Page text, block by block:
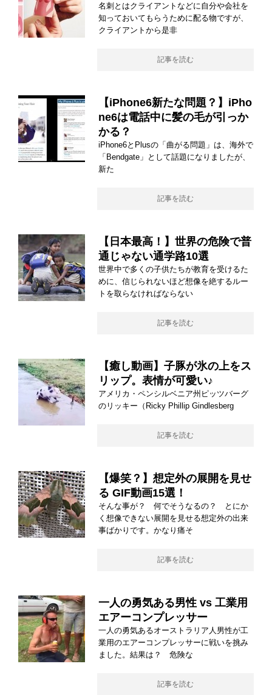
名刺とはクライアントなどに自分や会社を
知っておいてもらうために配る物ですが、
クライアントから是非
記事を読む
【iPhone6新たな問題？】iPho
ne6は電話中に髪の毛が引っか
かる？
iPhone6とPlusの「曲がる問題」は、海外で
「Bendgate」として話題になりましたが、
新た
記事を読む
【日本最高！】世界の危険で普
通じゃない通学路10選
世界中で多くの子供たちが教育を受けるた
めに、信じられないほど想像を絶するルー
トを取らなければならない
記事を読む
【癒し動画】子豚が氷の上をス
リップ。表情が可愛い♪
アメリカ・ペンシルベニア州ピッツバーグ
のリッキー（Ricky Phillip Gindlesberg
記事を読む
【爆笑？】想定外の展開を見せ
る GIF動画15選！
そんな事が？ 何でそうなるの？ とにか
く想像できない展開を見せる想定外の出来
事ばかりです。かなり痛そ
記事を読む
一人の勇気ある男性 vs 工業用
エアーコンプレッサー
一人の勇気あるオーストラリア人男性が工
業用のエアーコンプレッサーに戦いを挑み
ました。結果は？ 危険な
記事を読む